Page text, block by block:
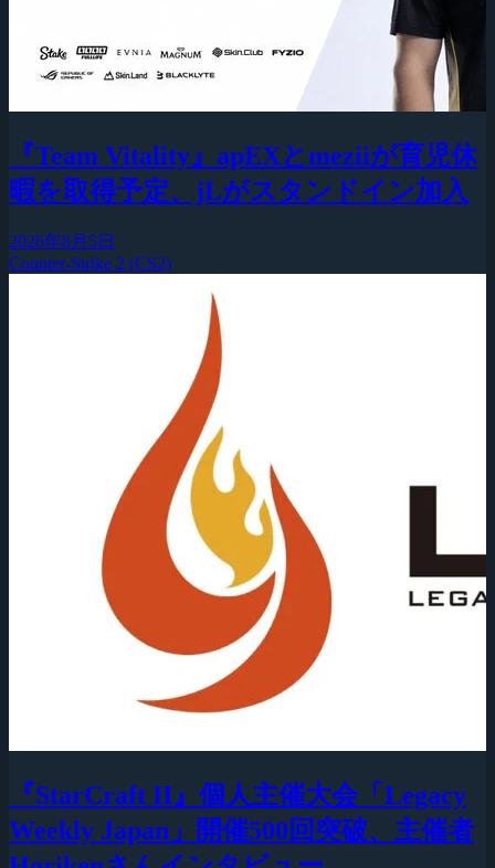
『Team Vitality』apEXとmeziiが育児休
暇を取得予定、jLがスタンドイン加入
2026年8月5日
Counter-Strike 2 (CS2)
『StarCraft II』個人主催大会「Legacy
Weekly Japan」開催500回突破、主催者